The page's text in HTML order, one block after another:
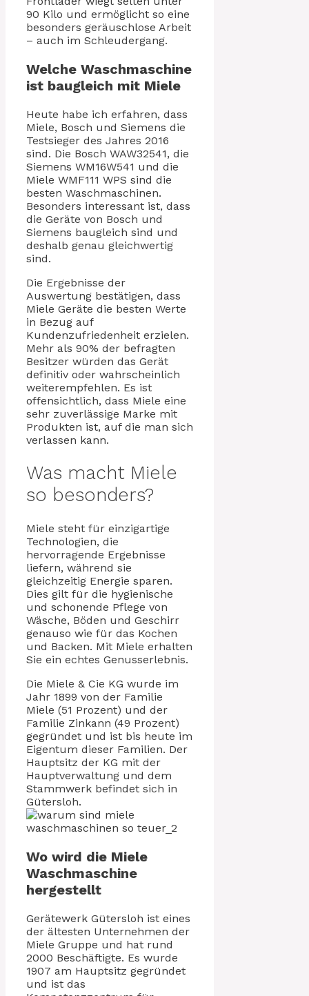
90 Kilo und ermöglicht so eine
besonders geräuschlose Arbeit
– auch im Schleudergang.
Welche Waschmaschine
ist baugleich mit Miele
Heute habe ich erfahren, dass
Miele, Bosch und Siemens die
Testsieger des Jahres 2016
sind. Die Bosch WAW32541, die
Siemens WM16W541 und die
Miele WMF111 WPS sind die
besten Waschmaschinen.
Besonders interessant ist, dass
die Geräte von Bosch und
Siemens baugleich sind und
deshalb genau gleichwertig
sind.
Die Ergebnisse der
Auswertung bestätigen, dass
Miele Geräte die besten Werte
in Bezug auf
Kundenzufriedenheit erzielen.
Mehr als 90% der befragten
Besitzer würden das Gerät
definitiv oder wahrscheinlich
weiterempfehlen. Es ist
offensichtlich, dass Miele eine
sehr zuverlässige Marke mit
Produkten ist, auf die man sich
verlassen kann.
Was macht Miele
so besonders?
Miele steht für einzigartige
Technologien, die
hervorragende Ergebnisse
liefern, während sie
gleichzeitig Energie sparen.
Dies gilt für die hygienische
und schonende Pflege von
Wäsche, Böden und Geschirr
genauso wie für das Kochen
und Backen. Mit Miele erhalten
Sie ein echtes Genusserlebnis.
Die Miele & Cie KG wurde im
Jahr 1899 von der Familie
Miele (51 Prozent) und der
Familie Zinkann (49 Prozent)
gegründet und ist bis heute im
Eigentum dieser Familien. Der
Hauptsitz der KG mit der
Hauptverwaltung und dem
Stammwerk befindet sich in
Gütersloh.
Wo wird die Miele
Waschmaschine
hergestellt
Gerätewerk Gütersloh ist eines
der ältesten Unternehmen der
Miele Gruppe und hat rund
2000 Beschäftigte. Es wurde
1907 am Hauptsitz gegründet
und ist das